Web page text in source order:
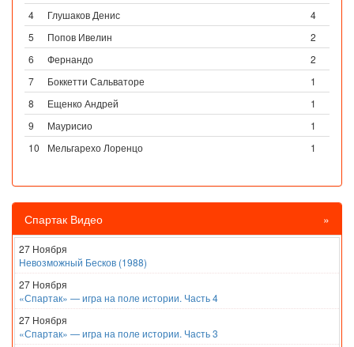
4
Глушаков Денис
4
5
Попов Ивелин
2
6
Фернандо
2
7
Боккетти Сальваторе
1
8
Ещенко Андрей
1
9
Маурисио
1
10
Мельгарехо Лоренцо 1
Спартак Видео »
27 Ноября
Невозможный Бесков (1988)
27 Ноября
«Спартак» — игра на поле истории. Часть 4
27 Ноября
«Спартак» — игра на поле истории. Часть 3